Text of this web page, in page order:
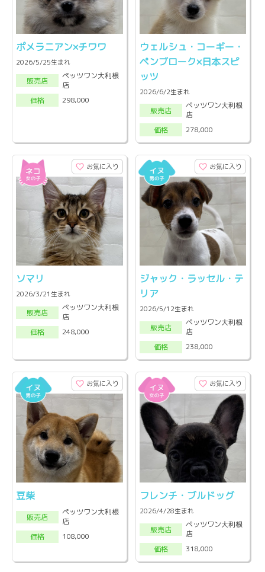
ポメラニアン×チワワ
2026/5/25生まれ
販売店
ペッツワン大利根
店
価格
298,000
ウェルシュ・コーギー・
ペンブローク×日本スピ
ッツ
2026/6/2生まれ
販売店
ペッツワン大利根
店
価格
278,000
お気に入り
ソマリ
2026/3/21生まれ
販売店
ペッツワン大利根
店
価格
248,000
お気に入り
ジャック・ラッセル・テ
リア
2026/5/12生まれ
販売店
ペッツワン大利根
店
価格
238,000
お気に入り
豆柴
販売店
ペッツワン大利根
店
価格
108,000
お気に入り
フレンチ・ブルドッグ
2026/4/28生まれ
販売店
ペッツワン大利根
店
価格
318,000